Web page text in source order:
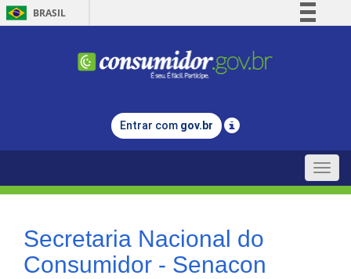
BRASIL
Comunica BR
Legislação
Entrar com gov.br
Toggle
Secretaria Nacional do
Consumidor - Senacon